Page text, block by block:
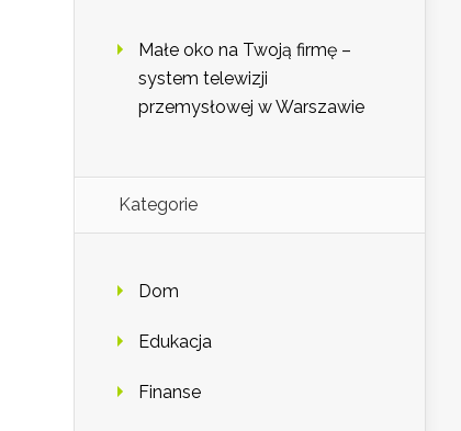
Małe oko na Twoją firmę –
system telewizji
przemysłowej w Warszawie
Kategorie
Dom
Edukacja
Finanse